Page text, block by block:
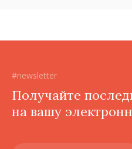
#newsletter
Получайте
на вашу